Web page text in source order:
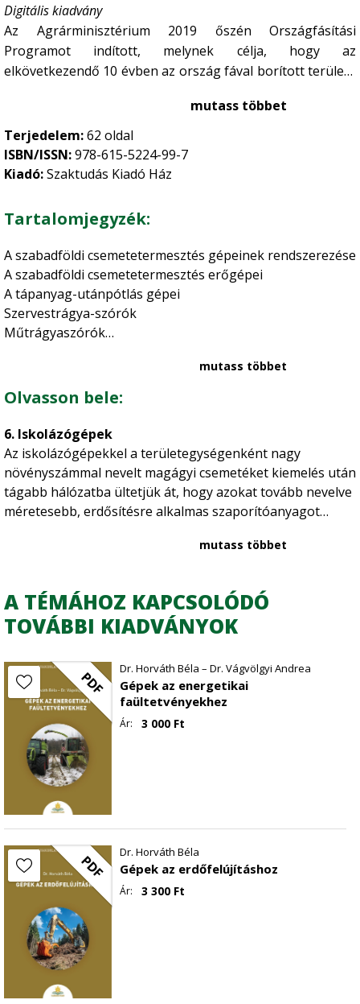
Digitális kiadvány
Az Agrárminisztérium 2019 őszén Országfásítási
Programot indított, melynek célja, hogy az
elkövetkezendő 10 évben az ország fával borított területe
országosan éves átlagban 100 millió csemete előállítását
igényli. Ennek az igénynek a kielégítésére az
Agrárminisztérium 2020 őszén gépesítésfejlesztést
támogató pályázatot indított,
kiadványunk 62 oldalon 59 ábra és 63 kép segítségével
mutatja be a szabadföldi erdészeti csemetetermesztés
szakterület legfontosabb gépeit, azok szerkezeti
felépítését, működését, fontosabb üzemeltetési előírásait.
mutass többet
Terjedelem:62 oldal
ISBN/ISSN:978-615-5224-99-7
Kiadó:Szaktudás Kiadó Ház
Tartalomjegyzék:
A szabadföldi csemetetermesztés gépeinek rendszerezése
A szabadföldi csemetetermesztés erőgépei
A tápanyag-utánpótlás gépei
Szervestrágya-szórók
Műtrágyaszórók
A talaj-előkészítő gépek rendszerezése
Ekék
Tárcsák
Boronák
Hengerek
Kombinátorok
Vetőgépek
Sorközpermetezők
Felületpermetezők
Alávágógépek
Kiemelőgépek
A kezelés gépei
Vermelőgépek
Felhasznált irodalom
mutass többet
Olvasson bele:
6. Iskolázógépek
Az iskolázógépekkel a területegységenként nagy
növényszámmal nevelt magágyi csemetéket kiemelés után
tágabb hálózatba ültetjük át, hogy azokat tovább nevelve
méretesebb, erdősítésre alkalmas szaporítóanyagot
mutass többet
A TÉMÁHOZ KAPCSOLÓDÓ
TOVÁBBI KIADVÁNYOK
PDF Dr. Horváth Béla – Dr. Vágvölgyi Andrea
Gépek az energetikai
faültetvényekhez
Ár: 3 000 Ft
PDF Dr. Horváth Béla
Gépek az erdőfelújításhoz
Ár: 3 300 Ft